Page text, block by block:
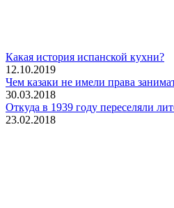
Какая история испанской кухни?
12.10.2019
Чем казаки не имели права
30.03.2018
Откуда в 1939 году переселяли
23.02.2018